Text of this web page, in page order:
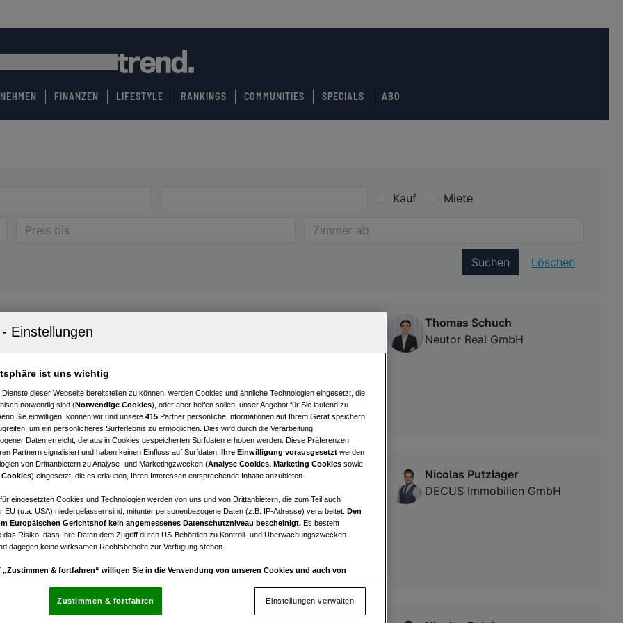
FINANZEN LIFESTYLE RANKINGS COMMUNITIES SPECIALS ABO
Kauf Miete
Suchen Löschen
Geschäftslokal mit großer Fensterfront und optimaler
Thomas Schuch
Neutor Real GmbH
2
Zimmer
€ 175.000,00
Kaufpreis
Nicolas Putzlager
DECUS Immobilien GmbH
ist uns wichtig
Dienste dieser Webseite bereitstellen zu können, werden Cookies und ähnliche Technologien eingesetzt, die
notwendig sind (Notwendige Cookies), oder aber helfen sollen, unser Angebot für Sie laufend zu
Sie einwilligen, können wir und unsere 415 Partner persönliche Informationen auf Ihrem Gerät speichern
um ein persönlicheres Surferlebnis zu ermöglichen. Dies wird durch die Verarbeitung
Daten erreicht, die aus in Cookies gespeicherten Surfdaten erhoben werden. Diese Präferenzen
Partnern signalisiert und haben keinen Einfluss auf Surfdaten. Ihre Einwilligung vorausgesetzt werden
von Drittanbietern zu Analyse- und Marketingzwecken (Analyse Cookies, Marketing Cookies sowie
) eingesetzt, die es erlauben, Ihren Interessen entsprechende Inhalte anzubieten.
eingesetzten Cookies und Technologien werden von uns und von Drittanbietern, die zum Teil auch
EU (u.a. USA) niedergelassen sind, mitunter personenbezogene Daten (z.B. IP-Adresse) verarbeitet. Den
Europäischen Gerichtshof kein angemessenes Datenschutzniveau bescheinigt. Es besteht
das Risiko, dass Ihre Daten dem Zugriff durch US-Behörden zu Kontroll- und Überwachungszwecken
dagegen keine wirksamen Rechtsbehelfe zur Verfügung stehen.
„Zustimmen & fortfahren“ willigen Sie in die Verwendung von unseren Cookies und auch von
die sich auf jeder Seite unten im Footer befinden.
Einstellungen verwalten
Zustimmen & fortfahren